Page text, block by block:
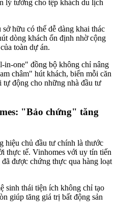
lý tưởng cho tệp khách du lịch
hữu có thể dễ dàng khai thác
dòng khách ổn định nhờ cộng
toàn dự án.
in-one" đồng bộ không chỉ nâng
châm" hút khách, biến mỗi căn
động cho những nhà đầu tư
"Bảo chứng" tăng
hiệu chủ đầu tư chính là thước
thực tế. Vinhomes với uy tín tiến
được chứng thực qua hàng loạt
sinh thái tiện ích không chỉ tạo
giúp tăng giá trị bất động sản